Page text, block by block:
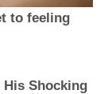
to feeling
His Shocking